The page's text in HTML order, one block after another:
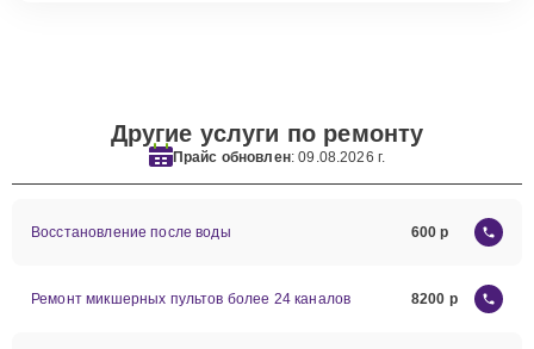
Другие услуги по ремонту
Прайс обновлен: 09.08.2026 г.
Восстановление после воды 600
Ремонт микшерных пультов более 24 каналов 8200